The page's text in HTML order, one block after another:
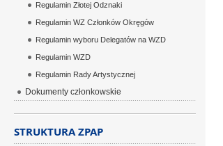
Regulamin Złotej Odznaki
Regulamin WZ Członków Okręgów
Regulamin wyboru Delegatów na WZD
Regulamin WZD
Regulamin Rady Artystycznej
Dokumenty członkowskie
STRUKTURA ZPAP